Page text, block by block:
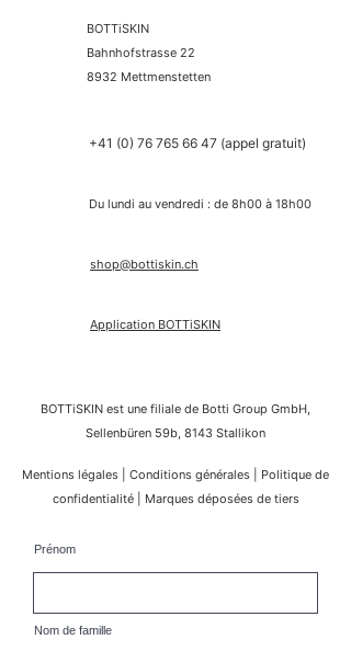
BOTTiSKIN
Bahnhofstrasse 22
8932 Mettmenstetten
+41 (0) 76 765 66 47 (appel gratuit)
Du lundi au vendredi : de 8h00 à 18h00
shop@bottiskin.ch
Application BOTTiSKIN
BOTTiSKIN est une filiale de Botti Group GmbH,
Sellenbüren 59b, 8143 Stallikon
Mentions légales | Conditions générales | Politique de
confidentialité | Marques déposées de tiers
Prénom
Nom de famille